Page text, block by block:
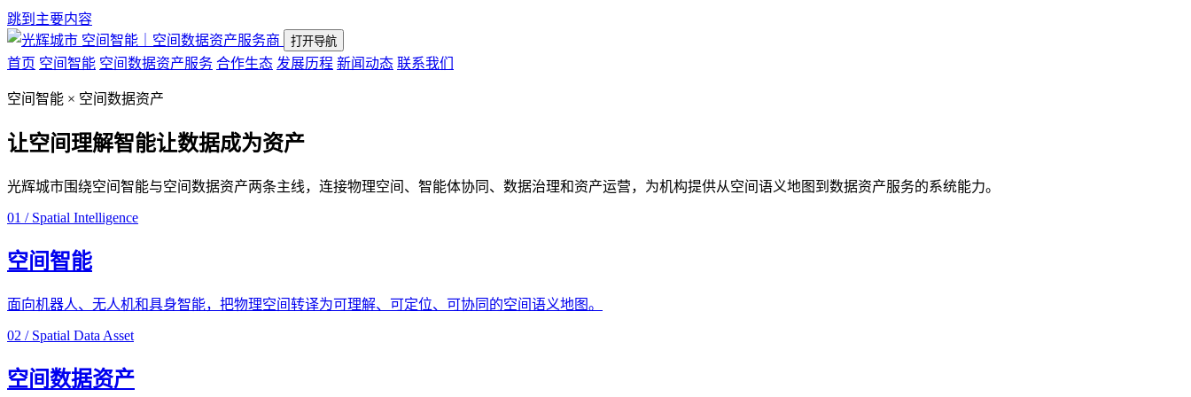
跳到主要内容
空间智能｜空间数据资产服务商
打开导航
首页 空间智能 空间数据资产服务 合作生态 发展历程 新闻动态 联系我们
空间智能 × 空间数据资产
让空间理解智能让数据成为资产
光辉城市围绕空间智能与空间数据资产两条主线，连接物理空间、智能体协同、数据治理和资产运营，为机构提供从空间语义地图到数据资产服务的系统能力。
01 / Spatial Intelligence
空间智能
面向机器人、无人机和具身智能，把物理空间转译为可理解、可定位、可协同的空间语义地图。
02 / Spatial Data Asset
空间数据资产